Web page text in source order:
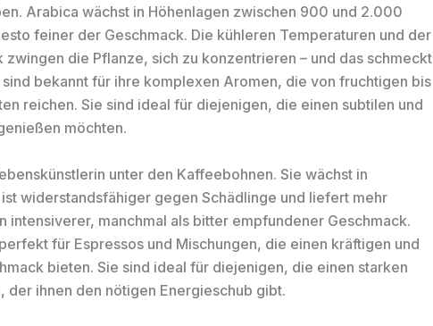
Arabica wächst in Höhenlagen zwischen 900 und 2.000
feiner der Geschmack. Die kühleren Temperaturen und der
die Pflanze, sich zu konzentrieren – und das schmeckt
sind bekannt für ihre komplexen Aromen, die von fruchtigen bis
reichen. Sie sind ideal für diejenigen, die einen subtilen und
möchten.
unter den Kaffeebohnen. Sie wächst in
widerstandsfähiger gegen Schädlinge und liefert mehr
intensiverer, manchmal als bitter empfundener Geschmack.
für Espressos und Mischungen, die einen kräftigen und
bieten. Sie sind ideal für diejenigen, die einen starken
der ihnen den nötigen Energieschub gibt.